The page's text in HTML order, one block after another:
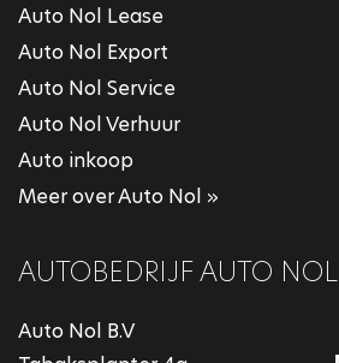
Auto Nol Lease
Auto Nol Export
Auto Nol Service
Auto Nol Verhuur
Auto inkoop
Meer over Auto Nol »
AUTOBEDRIJF AUTO NOL
Auto Nol B.V